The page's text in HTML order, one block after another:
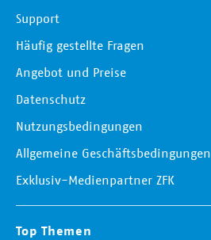
Support
Häufig gestellte Fragen
Angebot und Preise
Datenschutz
Nutzungsbedingungen
Allgemeine Geschäftsbedingungen
Exklusiv-Medienpartner ZFK
Top Themen